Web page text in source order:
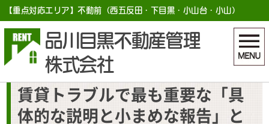
【重点対応エリア】不動前（西五反田・下目黒・小山台・小山）
品川目黒不動産管理
株式会社
賃貸トラブルで最も重要な「具
体的な説明と小まめな報告」と